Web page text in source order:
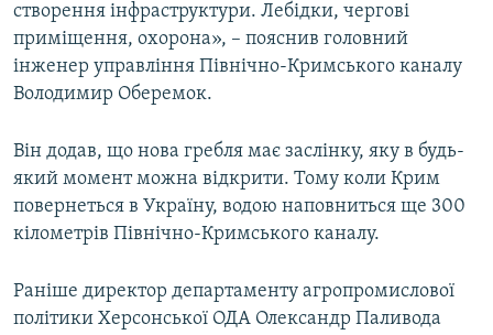
створення інфраструктури. Лебідки, чергові
приміщення, охорона», – пояснив головний
інженер управління Північно-Кримського каналу
Володимир Оберемок.
Він додав, що нова гребля має заслінку, яку в будь-
який момент можна відкрити. Тому коли Крим
повернеться в Україну, водою наповниться ще 300
кілометрів Північно-Кримського каналу.
Раніше директор департаменту агропромислової
політики Херсонської ОДА Олександр Паливода